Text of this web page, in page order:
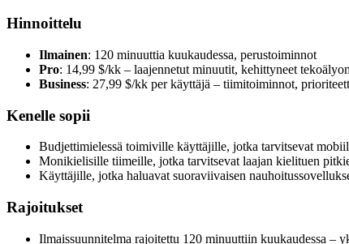
Hinnoittelu
Ilmainen: 120 minuuttia kuukaudessa, perustoiminnot
Pro: 14,99 $/kk – laajennetut minuutit, kehittyneet
Business: 27,99 $/kk per käyttäjä – tiimitoiminnot,
Kenelle sopii
Budjettimielessä toimiville käyttäjille, jotka tarvitsevat
Monikielisille tiimeille, jotka tarvitsevat laajan kielituen
Käyttäjille, jotka haluavat suoraviivaisen
Rajoitukset
Ilmaissuunnitelma rajoitettu 120 minuuttiin kuukaudessa –